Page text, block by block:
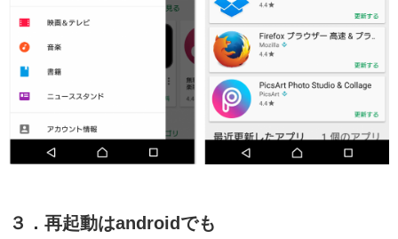
３．再起動はandroidでも